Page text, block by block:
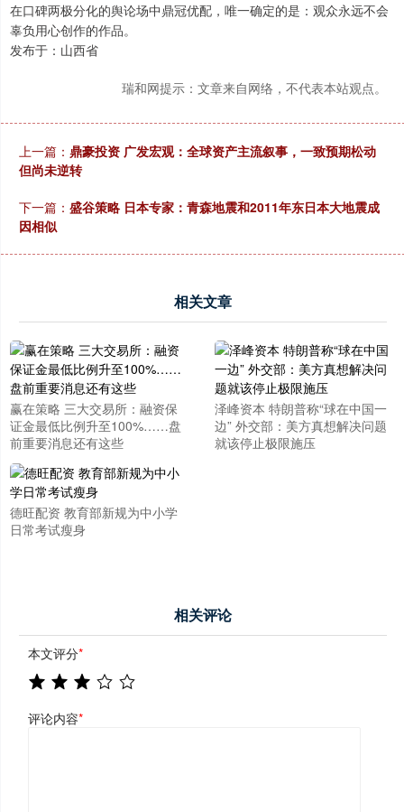
在口碑两极分化的舆论场中鼎冠优配，唯一确定的是：观众永远不会
辜负用心创作的作品。
发布于：山西省
瑞和网提示：文章来自网络，不代表本站观点。
上一篇： 鼎豪投资 广发宏观：全球资产主流叙事，一致预期松动
但尚未逆转
下一篇： 盛谷策略 日本专家：青森地震和2011年东日本大地震成
因相似
相关文章
赢在策略 三大交易所：融资保
证金最低比例升至100%……盘
前重要消息还有这些
泽峰资本 特朗普称“球在中国一
边” 外交部：美方真想解决问题
就该停止极限施压
德旺配资 教育部新规为中小学
日常考试瘦身
相关评论
本文评分*
评论内容*